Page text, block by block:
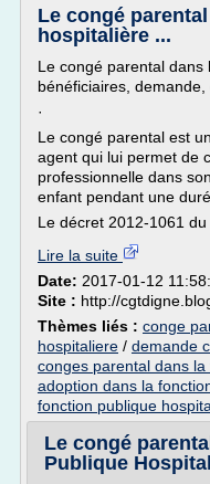
Le congé
hospitalière ...
Le congé parental dans
bénéficiaires,
·
Le congé parental est
agent qui lui permet de
professionnelle dans
enfant pendant une
Le décret 2012-1061 du
Lire la suite
Date: 2017-01-12
Site : http://
Thèmes liés : conge
hospitaliere / demande
conges parental dans
adoption dans la
fonction publique
Le congé
Publique